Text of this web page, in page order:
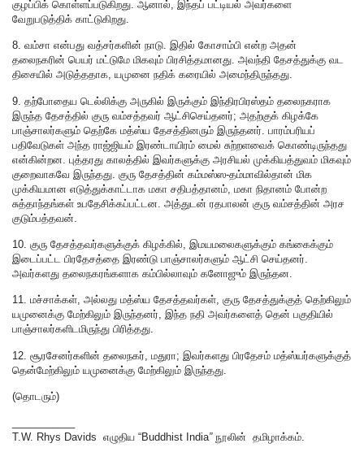
குழப்பிக் கொள்ளப்படுகிறது. ஆனால், இந்தப் பட்டியல் அவர்களை
வேறுபடுத்திக் காட்டுகிறது.
8. வம்சா என்பது வத்சர்களின் நாடு. இதில் கோசாம்பி என்ற அதன்
தலைநகரின் பெயர் மட்டுமே மிகவும் பிரசித்தமானது. அவந்தி தேசத்துக்கு வட
திசையில் அடுத்ததாக, யமுனை நதிக் கரையில் அமைந்திருந்தது.
9. தற்போதைய டெல்லிக்கு அருகில் இருக்கும் இந்திரபிரஸ்தம் தலைநகராக
இருந்த தேசத்தில் குரு வம்சத்தவர் ஆட்சிசெய்தனர்; அதற்குக் கிழக்கே
பாஞ்சாலர்களும் தெற்கே மத்ஸ்ய தேசத்தினரும் இருந்தனர். பாரம்பரியப்
பதிவேடுகள் அந்த ராஜ்ஜியம் இரண்டாயிரம் மைல் சுற்றளவைக் கொண்டிருந்தது
என்கின்றன. புத்தரது காலத்தில் இவர்களுக்கு அரசியல் முக்கியத்துவம் மிகவும்
குறைவாகவே இருந்தது. குரு தேசத்தின் கம்மஸ்ஸ-தம்மாவில்தான் மிக
முக்கியமான எடுத்துக்காட்டாக மகா சதிபத்தானம், மகா நிதானம் போன்ற
சுத்தாந்தங்கள் உபதேசிக்கப்பட்டன. அத்துடன் ரதபாலன் குரு வம்சத்தின் அரச
குடும்பத்தவன்.
10. குரு தேசத்தவர்களுக்குக் கிழக்கில், இமயமலைகளுக்கும் கங்கைக்கும்
இடைப்பட்ட பிரதேசத்தை இரண்டு பாஞ்சாலர்களும் ஆட்சி செய்தனர்.
அவர்களது தலைநகரங்களாக கம்பில்லாவும் கனோஜும் இருந்தன.
11. மச்சாக்கள், அல்லது மத்ஸ்ய தேசத்தவர்கள், குரு தேசத்துக்குத் தெற்கிலும்
யமுனைக்கு மேற்கிலும் இருந்தனர், இந்த நதி அவர்களைத் தென் பகுதியில்
பாஞ்சாலர்களிடமிருந்து பிரித்தது.
12. சூரசேனர்களின் தலைநகர், மதுரா; இவர்களது பிரதேசம் மத்ஸ்யர்களுக்குத்
தென்மேற்கிலும் யமுனைக்கு மேற்கிலும் இருந்தது.
(தொடரும்)
T.W. Rhys Davids எழுதிய “Buddhist India” நூலின் தமிழாக்கம்.